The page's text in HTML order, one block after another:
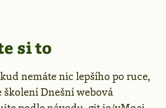
si to
nemáte nic lepšího po ruce,
Dnešní webová